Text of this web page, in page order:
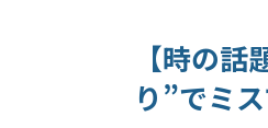
【時の
り”でミ